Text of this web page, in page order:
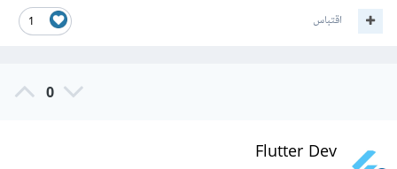
1 اقتباس
0
Flutter Dev